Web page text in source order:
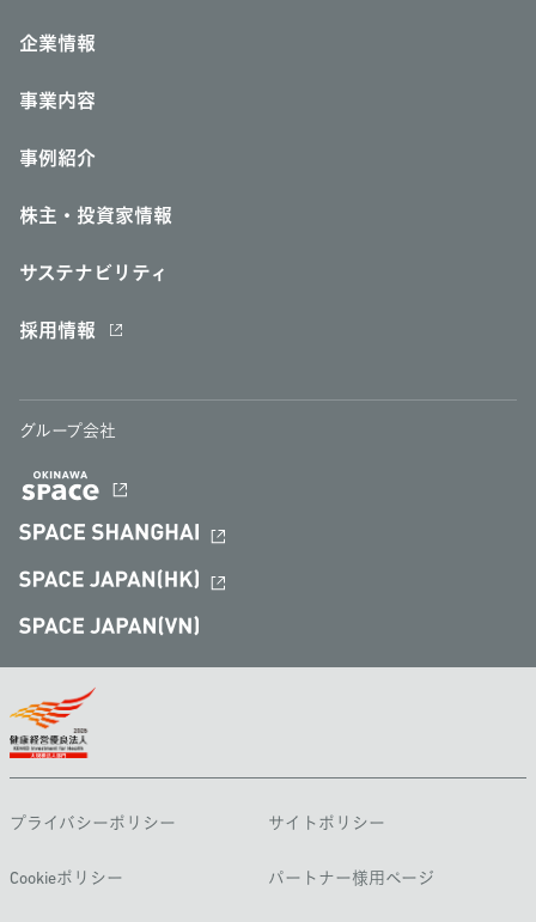
企業情報
事業内容
事例紹介
株主・投資家情報
サステナビリティ
採用情報
グループ会社
プライバシーポリシー サイトポリシー
Cookieポリシー パートナー様用ページ